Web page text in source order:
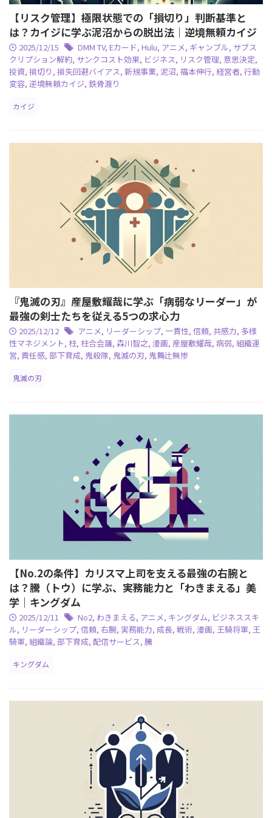
【リスク管理】極限状態での「損切り」判断基準と
は？カイジに学ぶ泥沼からの脱出法｜逆境無頼カイジ
2025/12/15 DMM TV, Eカード, Hulu, アニメ, ギャンブル, サブス
クリプション解約, サンクコスト効果, ビジネス, リスク管理, 意思決定,
投資, 損切り , 損失回避バイアス, 新規事業, 泥沼, 福本伸行, 経営者, 行動
変容, 逆境無頼カイジ, 鉄骨渡り
カイジ
『鬼滅の刃』産屋敷耀哉に学ぶ「病弱なリーダー」が
最強の剣士たちを従える5つの求心力
2025/12/12 アニメ, リーダーシップ, 一貫性, 信頼, 共感力, 多様
性マネジメント, 柱, 柱合会議, 森川智之, 漫画, 産屋敷耀哉, 病弱, 組織運
営, 責任感, 部下育成, 鬼殺隊, 鬼滅の刃, 鬼舞辻無惨
鬼滅の刃
【No.2の条件】カリスマ上司を支える最強の右腕と
は？騰（トウ）に学ぶ、実務能力と「わきまえる」美
学｜キングダム
2025/12/11 No2, わきまえる, アニメ, キングダム, ビジネススキ
ル, リーダーシップ, 信頼, 右腕, 実務能力, 成長, 戦術, 漫画, 王騎将軍, 王
騎軍, 組織論, 部下育成, 配信サービス, 騰
キングダム